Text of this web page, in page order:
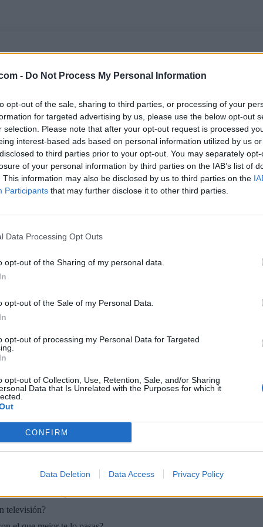
- Do Not Process My Personal Information
opt-out of the sale, sharing to third parties, or processing of your
for targeted advertising by us, please use the below opt-out
selection. Please note that after your opt-out request is processed
interest-based ads based on personal information utilized by us
to third parties prior to your opt-out. You may separately
of your personal information by third parties on the IAB’s list of
This information may also be disclosed by us to third parties on the
Participants that may further disclose it to other third parties.
Data Processing Opt Outs
opt-out of the Sharing of my personal data.
opt-out of the Sale of my Personal Data.
opt-out of processing my Personal Data for Targeted
opt-out of Collection, Use, Retention, Sale, and/or Sharing
Data that Is Unrelated with the Purposes for which it
CONFIRM
Data Deletion Data Access Privacy Policy
y concursos inspirados en tus programas favoritos.
en España.
GENTE TV CONCURSOS REALITIES
@teletextopuntocom
en Streaming ⚽🍿🏀
El deporte no ocurre solo en el campo! ⚽🏈🏀
pantalla. 💥 De dramas épicos a risas puras. 🏆
¡Guarda esta colección para tu próximo
se emite en España?
televisión?